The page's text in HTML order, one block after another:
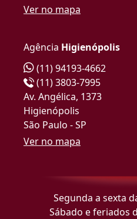
Ver no mapa
Agência Higienópolis
(11) 94193-4662
(11) 3803-7995
Av. Angélica, 1373
Higienópolis
São Paulo - SP
Ver no mapa
Segunda a sexta
Sábado e feriados